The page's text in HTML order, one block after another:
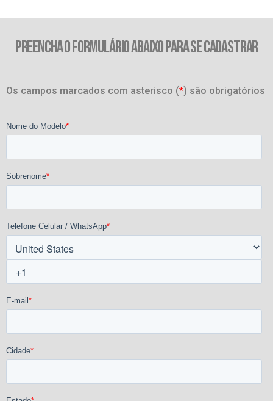
PREENCHA O FORMULÁRIO ABAIXO PARA SE CADASTRAR
Os campos marcados com asterisco (*) são obrigatórios